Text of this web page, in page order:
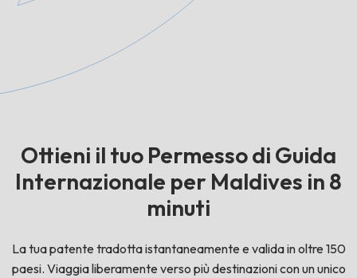
Ottieni il tuo Permesso di Guida
Internazionale per Maldives in 8
minuti
La tua patente tradotta istantaneamente e valida in oltre 150
paesi. Viaggia liberamente verso più destinazioni con un unico